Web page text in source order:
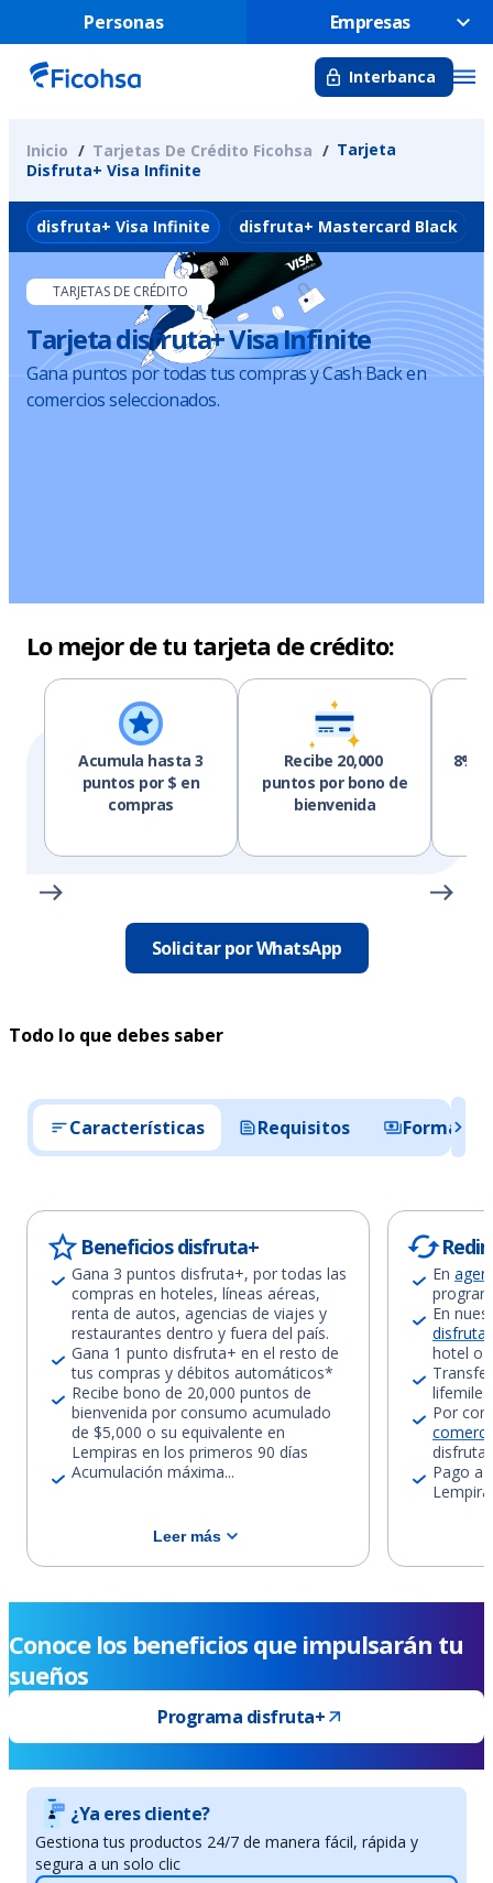
Personas Empresas
Interbanca
Inicio Tarjetas De Crédito Ficohsa
Tarjeta
Disfruta+ Visa Infinite
disfruta+ Visa Infinite disfruta+ Mastercard Black
TARJETAS DE CRÉDITO
Tarjeta disfruta+ Visa Infinite
Gana puntos por todas tus compras y Cash Back en
comercios seleccionados.
Lo mejor de tu tarjeta de crédito:
Acumula hasta 3
puntos por $ en
compras
Recibe 20,000
puntos por bono de
bienvenida
8%
Solicitar por WhatsApp
Todo lo que debes saber
Características Requisitos Formas
Beneficios disfruta+
Gana 3 puntos disfruta+, por todas las
compras en hoteles, líneas aéreas,
renta de autos, agencias de viajes y
restaurantes dentro y fuera del país.
Gana 1 punto disfruta+ en el resto de
tus compras y débitos automáticos*
Recibe bono de 20,000 puntos de
bienvenida por consumo acumulado
de $5,000 o su equivalente en
Lempiras en los primeros 90 días
Acumulación máxima...
Leer más
En
En
hotel o
Por
Pago a
Conoce los beneficios que impulsarán tu
sueños
Programa disfruta+
¿Ya eres cliente?
Gestiona tus productos 24/7 de manera fácil, rápida y
segura a un solo clic